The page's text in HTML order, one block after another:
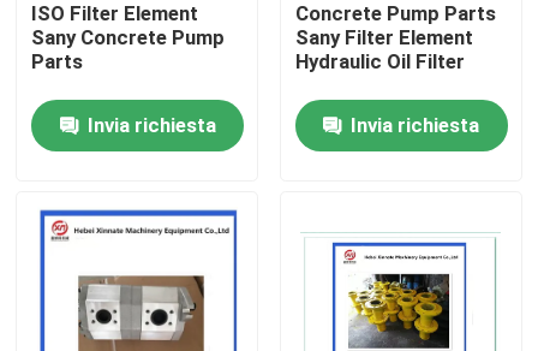
Video
Chi siamo
ISO Filter Element
Sany Concrete Pump
Parts
Invia richiesta
Concrete Pump Parts
Sany Filter Element
Hydraulic Oil Filter
Invia richiesta